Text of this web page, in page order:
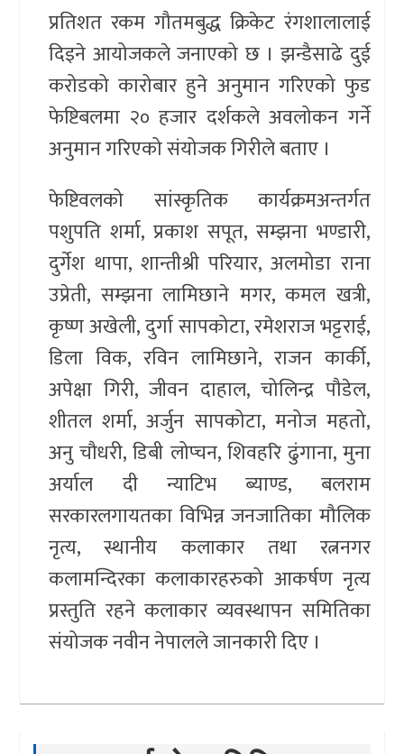
प्रतिशत रकम गौतमबुद्ध क्रिकेट रंगशालालाई
दिइने आयोजकले जनाएको छ । झन्डैसाढे दुई
करोडको कारोबार हुने अनुमान गरिएको फुड
फेष्टिबलमा २० हजार दर्शकले अवलोकन गर्ने
अनुमान गरिएको संयोजक गिरीले बताए ।
फेष्टिवलको सांस्कृतिक कार्यक्रमअन्तर्गत
पशुपति शर्मा, प्रकाश सपूत, सम्झना भण्डारी,
दुर्गेश थापा, शान्तीश्री परियार, अलमोडा राना
उप्रेती, सम्झना लामिछाने मगर, कमल खत्री,
कृष्ण अखेली, दुर्गा सापकोटा, रमेशराज भट्टराई,
डिला विक, रविन लामिछाने, राजन कार्की,
अपेक्षा गिरी, जीवन दाहाल, चोलिन्द्र पौडेल,
शीतल शर्मा, अर्जुन सापकोटा, मनोज महतो,
अनु चौधरी, डिबी लोप्चन, शिवहरि ढुंगाना, मुना
अर्याल दी न्याटिभ ब्याण्ड, बलराम
सरकारलगायतका विभिन्न जनजातिका मौलिक
नृत्य, स्थानीय कलाकार तथा रत्ननगर
कलामन्दिरका कलाकारहरुको आकर्षण नृत्य
प्रस्तुति रहने कलाकार व्यवस्थापन समितिका
संयोजक नवीन नेपालले जानकारी दिए ।